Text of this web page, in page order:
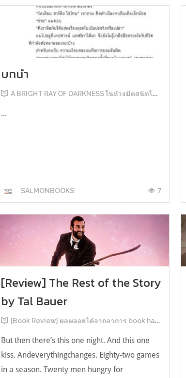
บทนำ
A BRIGHT RAY OF DARKNESS ในห้วงมืดสนิทไม่มิดแสง
...
SALMONBOOKS 7
[Review] The Rest of the Story
by Tal Bauer
[Book Review] ผลพลอยได้จากอาการ book hangover หลังอ่านสารพัน MM Romance
But then there’s this one night. And this one
kiss. Andeverythingchanges. Eighty-two games
in a season. Twenty men hungry for